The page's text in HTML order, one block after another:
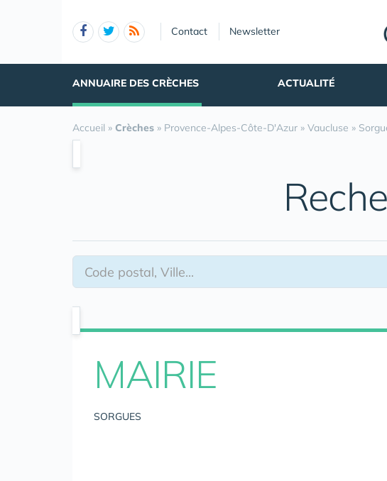
Contact Newsletter
ANNUAIRE DES CRÈCHES ACTUALITÉ
Accueil » Crèches » Provence-Alpes-Côte-D'Azur » Vaucluse »
MAIRIE
SORGUES